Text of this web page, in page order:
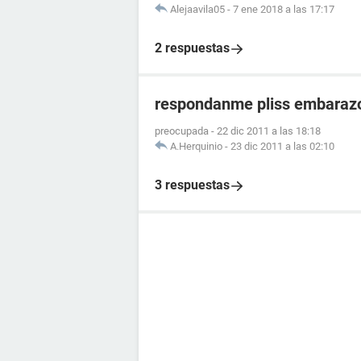
Alejaavila05 - 7 ene 2018 a las 17:17
2 respuestas
respondanme pliss
preocupada - 22 dic 2011 a las 18:18
A.Herquinio - 23 dic 2011 a las 02:10
3 respuestas